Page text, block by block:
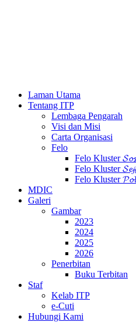
Laman Utama
Tentang ITP
Lembaga Pengarah
Visi dan Misi
Carta Organisasi
Felo
Felo Kluster
Felo Kluster
Felo Kluster
MDIC
Galeri
Gambar
2023
2024
2025
2026
Penerbitan
Buku Terbitan
Staf
Kelab ITP
e-Cuti
Hubungi Kami